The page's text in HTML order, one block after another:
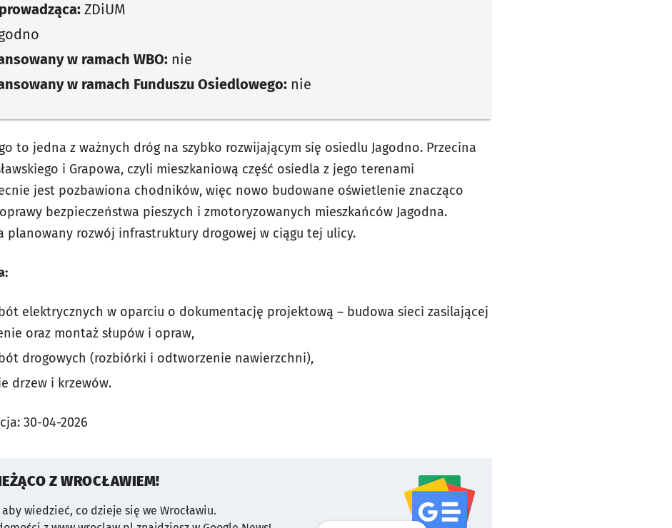
ZDiUM
w ramach WBO: nie
w ramach Funduszu Osiedlowego: nie
to jedna z ważnych dróg na szybko rozwijającym się osiedlu Jagodno. Przecina
i Grapowa, czyli mieszkaniową część osiedla z jego terenami
jest pozbawiona chodników, więc nowo budowane oświetlenie znacząco
bezpieczeństwa pieszych i zmotoryzowanych mieszkańców Jagodna.
planowany rozwój infrastruktury drogowej w ciągu tej ulicy.
elektrycznych w oparciu o dokumentację projektową – budowa sieci zasilającej
oraz montaż słupów i opraw,
drogowych (rozbiórki i odtworzenie nawierzchni),
drzew i krzewów.
30-04-2026
Z WROCŁAWIEM!
wiedzieć, co dzieje się we Wrocławiu.